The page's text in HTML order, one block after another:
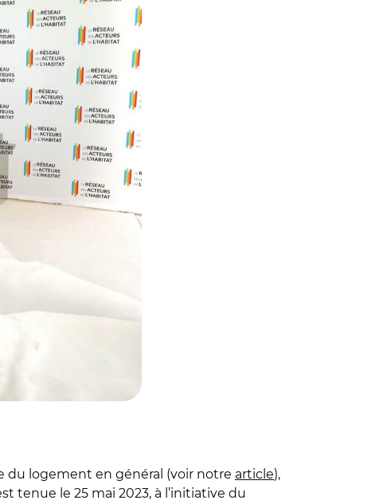
du logement en général (voir notre article),
tenue le 25 mai 2023, à l’initiative du